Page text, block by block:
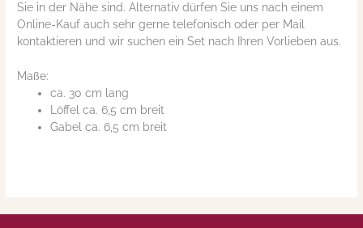
Sie in der Nähe sind. Alternativ dürfen Sie uns nach einem
Online-Kauf auch sehr gerne telefonisch oder per Mail
kontaktieren und wir suchen ein Set nach Ihren Vorlieben aus.
Maße:
ca. 30 cm lang
Löffel ca. 6,5 cm breit
Gabel ca. 6,5 cm breit